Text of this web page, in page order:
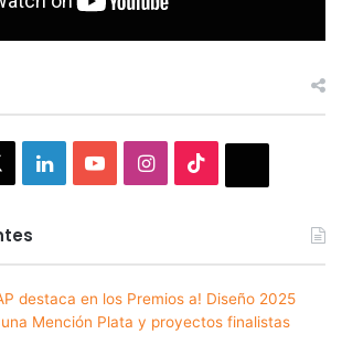
LinkedInYouTubeInstagram
destaca en los Premios a! Diseño 2025
Mención Plata y proyectos finalistas